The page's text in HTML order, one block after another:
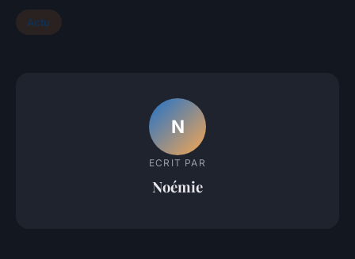
Actu
N
ECRIT PAR
Noémie